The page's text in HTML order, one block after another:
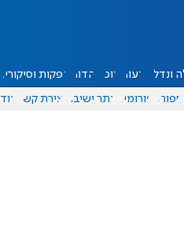
ונדל"ן דעות אוכל יהדות הפקות וסיקורים
ספורט פורומים אתר ישיבה יצירת קשר עוד